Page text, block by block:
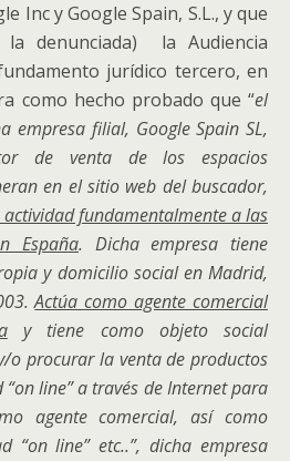
Inc y Google Spain, S.L., y que
denunciada) la Audiencia
jurídico tercero, en
como hecho probado que “el
empresa filial, Google Spain SL,
de venta de los espacios
en el sitio web del buscador,
actividad fundamentalmente a las
España. Dicha empresa tiene
y domicilio social en Madrid,
Actúa como agente comercial
y tiene como objeto social
o procurar la venta de productos
line” a través de Internet para
agente comercial, así como
“on line” etc..”, dicha empresa